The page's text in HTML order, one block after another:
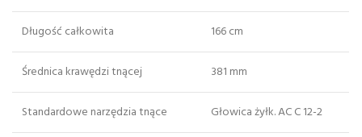
Długość całkowita 166 cm
Średnica krawędzi tnącej 381 mm
Standardowe narzędzia tnące Głowica żyłk. AC C 12-2